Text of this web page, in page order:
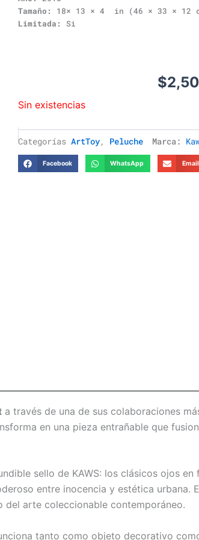
Tamaño:
18× 13 × 4 in (46 × 33 × 12
Limitada: Si
$
Sin existencias
Categorías ArtToy, Peluche Marca:
Facebook WhatsApp Email
a través de una de sus colaboraciones
en una pieza entrañable que
sello de KAWS: los clásicos ojos en
entre inocencia y estética urbana.
del arte coleccionable contemporáneo.
tanto como objeto decorativo